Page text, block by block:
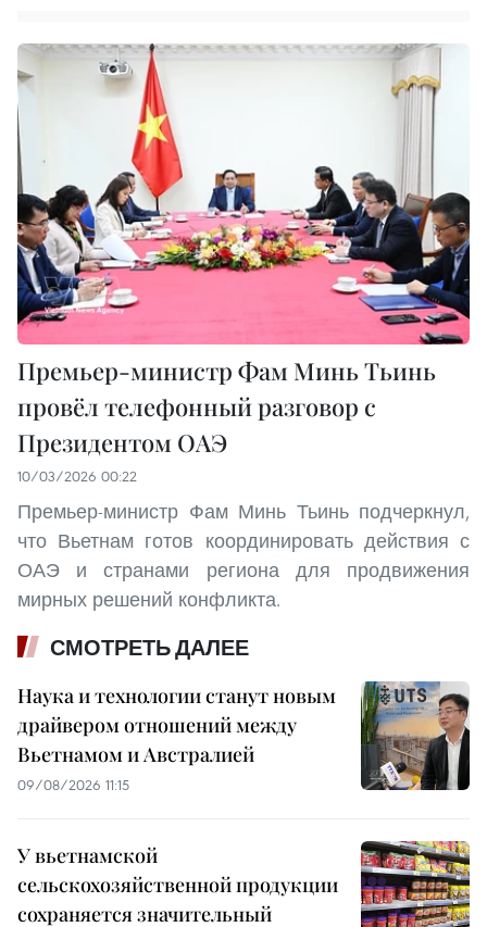
Премьер-министр Фам Минь Тьинь
провёл телефонный разговор с
Президентом ОАЭ
10/03/2026 00:22
Премьер-министр Фам Минь Тьинь подчеркнул,
что Вьетнам готов координировать действия с
ОАЭ и странами региона для продвижения
мирных решений конфликта.
СМОТРЕТЬ ДАЛЕЕ
Наука и технологии станут новым
драйвером отношений между
Вьетнамом и Австралией
09/08/2026 11:15
У вьетнамской
сельскохозяйственной продукции
сохраняется значительный